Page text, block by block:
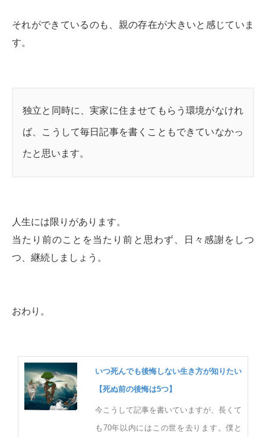
それができているのも、親の存在が大きいと感じていま
す。
独立と同時に、実家に住ませてもらう環境がなけれ
ば、こうして毎日記事を書くこともできていなかっ
たと思います。
人生には限りがあります。
当たり前のことを当たり前と思わず、日々感謝をしつ
つ、継続しましょう。
おわり。
いつ死んでも後悔しない生き方が知りたい
【死ぬ前の後悔は5つ】
今こうして記事を書いていますが、長くて
も70年以内にはこの世を去ります。僕と